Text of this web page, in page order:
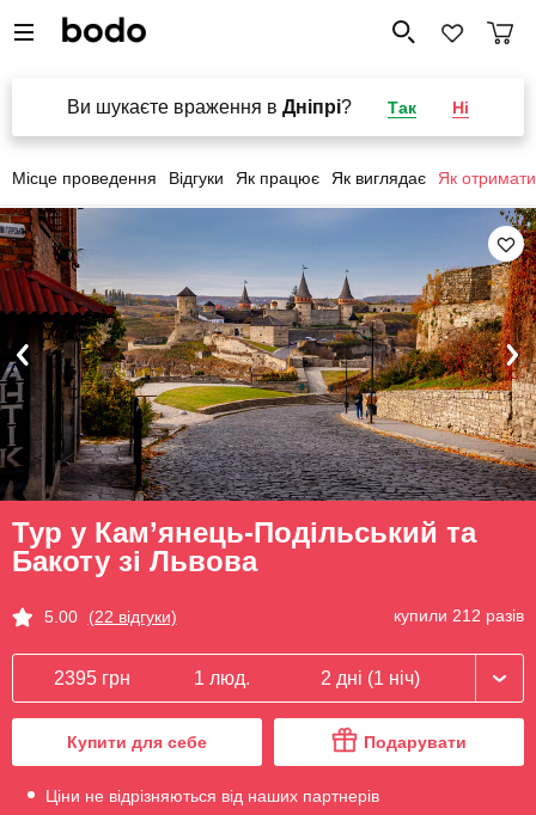
Ви шукаєте враження в Дніпрі? Так Ні
Місце проведення Відгуки Як працює Як виглядає Як отримати
Тур у Кам’янець-Подільський та
Бакоту зі Львова
5.00 (22 відгуки) купили 212 разів
2395 грн 1 люд. 2 дні (1 ніч)
Купити для себе Подарувати
Ціни не відрізняються від наших партнерів